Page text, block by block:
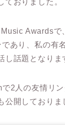
おりました。
Awards
あり、私の有
話題となりま
2人の友情リ
開しておりま